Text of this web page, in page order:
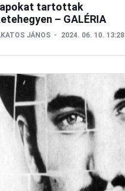
tartottak
– GALÉRIA
JÁNOS 2024. 06. 10. 13:28